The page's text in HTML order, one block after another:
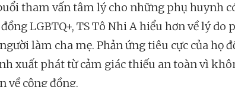
tham vấn tâm lý cho những phụ huynh
LGBTQ+, TS Tô Nhi A hiểu hơn về lý do
làm cha mẹ. Phản ứng tiêu cực của họ
xuất phát từ cảm giác thiếu an toàn vì
về cộng đồng.